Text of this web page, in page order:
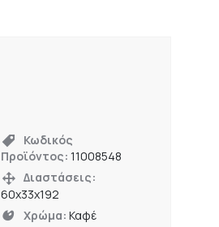
Κωδικός
Προϊόντος: 11008548
Διαστάσεις:
60x33x192
Χρώμα: Καφέ